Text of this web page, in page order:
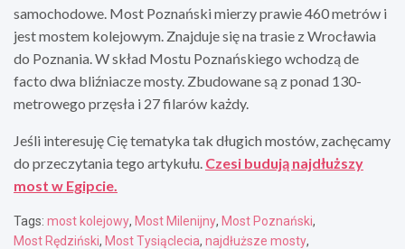
samochodowe. Most Poznański mierzy prawie 460 metrów i
jest mostem kolejowym. Znajduje się na trasie z Wrocławia
do Poznania. W skład Mostu Poznańskiego wchodzą de
facto dwa bliźniacze mosty. Zbudowane są z ponad 130-
metrowego przęsła i 27 filarów każdy.
Jeśli interesuję Cię tematyka tak długich mostów, zachęcamy
do przeczytania tego artykułu. Czesi budują najdłuższy
most w Egipcie.
Tags: most kolejowy, Most Milenijny, Most Poznański,
Most Rędziński, Most Tysiąclecia, najdłuższe mosty,